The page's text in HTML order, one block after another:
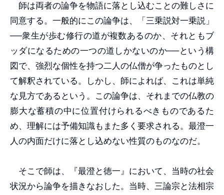
師は両者の論争を物語に落とし込むことの難しさに
同意する。一般的にこの論争は、「三乗説対一乗説」
──衆生が歩む修行の道が複数あるのか、それともブ
ッダになるための一つの道しかないのか──という構
図で、強烈な個性を持つ二人の仏僧が争ったものとし
て解釈されている。しかし、師によれば、これは単純
な見方であるという。この論争は、それまでの仏教の
膨大な蓄積の中に位置付けられるべきものであるた
め、理解には予備知識もまた多く要求される。最澄一
人の内面だけに落とし込めない性質のものなのだ。
そこで師は、『最澄と徳一』において、当時の社会
状況から論争を描きなおした。当時、三論宗と法相宗